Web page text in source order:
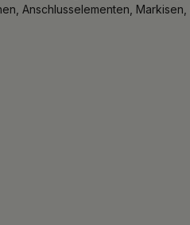
Anschlusselementen,